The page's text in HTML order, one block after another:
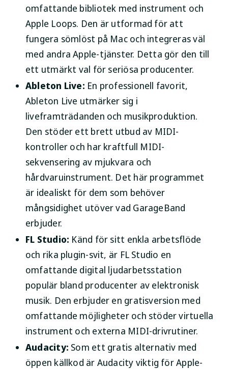
omfattande bibliotek med instrument och
Apple Loops. Den är utformad för att
fungera sömlöst på Mac och integreras väl
med andra Apple-tjänster. Detta gör den till
ett utmärkt val för seriösa producenter.
Ableton Live: En professionell favorit,
Ableton Live utmärker sig i
liveframträdanden och musikproduktion.
Den stöder ett brett utbud av MIDI-
kontroller och har kraftfull MIDI-
sekvensering av mjukvara och
hårdvaruinstrument. Det här programmet
är idealiskt för dem som behöver
mångsidighet utöver vad GarageBand
erbjuder.
FL Studio: Känd för sitt enkla arbetsflöde
och rika plugin-svit, är FL Studio en
omfattande digital ljudarbetsstation
populär bland producenter av elektronisk
musik. Den erbjuder en gratisversion med
omfattande möjligheter och stöder virtuella
instrument och externa MIDI-drivrutiner.
Audacity: Som ett gratis alternativ med
öppen källkod är Audacity viktig för Apple-